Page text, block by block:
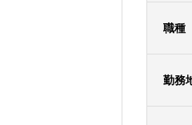
職種
勤務